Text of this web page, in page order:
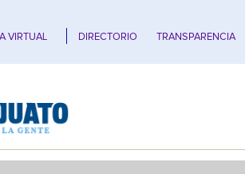
VIRTUAL DIRECTORIO TRANSPARENCIA